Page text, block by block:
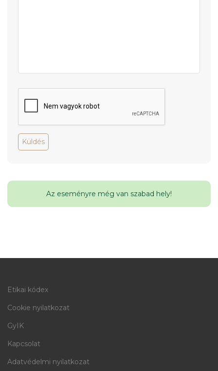
Küldés
Az eseményre még van szabad hely!
Etikai kódex
Cookie nyilatkozat
GyIK
Kapcsolat
Adatvédelmi nyilatkozat